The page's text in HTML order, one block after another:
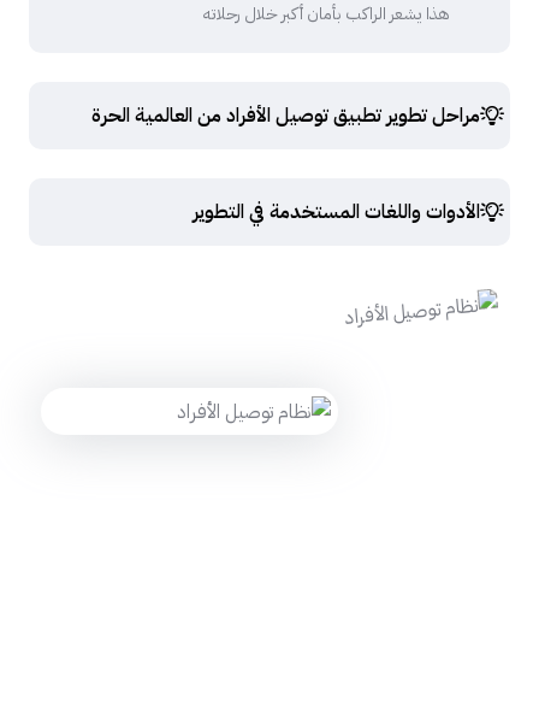
هذا يشعر الراكب بأمان أكبر خلال رحلاته
مراحل تطوير تطبيق توصيل الأفراد من العالمية الحرة
الأدوات واللغات المستخدمة في التطوير